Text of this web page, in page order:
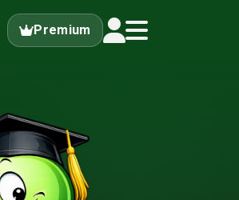
Premium